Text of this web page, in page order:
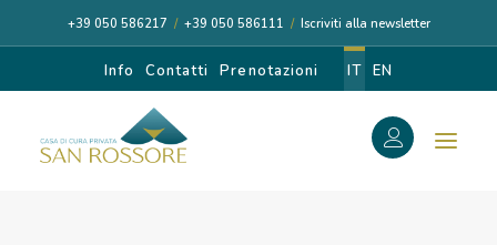
+39 050 586217 / +39 050 586111 / Iscriviti alla newsletter
Info Contatti Prenotazioni IT EN